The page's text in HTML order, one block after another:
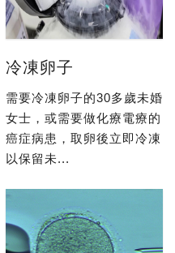
冷凍卵子
需要冷凍卵子的30多歲未婚
女士，或需要做化療電療的
癌症病患，取卵後立即冷凍
以保留未...